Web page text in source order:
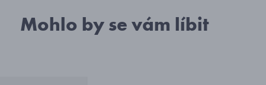
Mohlo by se vám líbit